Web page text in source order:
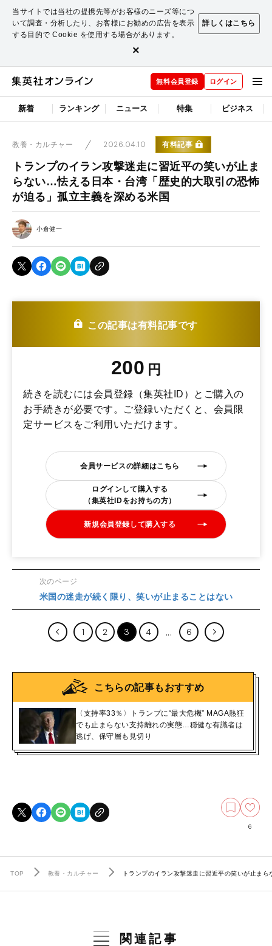
当サイトでは当社の提携先等がお客様のニーズ等につ
いて調査・分析したり、お客様にお勧めの広告を表示
する目的で Cookie を使用する場合があります。
詳しくはこちら
×
無料会員登録 ログイン
新着 ランキング ニュース 特集 ビジネス
教養・カルチャー 2026.04.10 有料記事
トランプのイラン攻撃迷走に習近平の笑いが止ま
らない…怯える日本・台湾「歴史的大取引の恐怖
が迫る」孤立主義を深める米国
小倉健一
この記事は有料記事です
200 円
続きを読むには会員登録（集英社ID）とご購入の
お手続きが必要です。ご登録いただくと、会員限
定サービスをご利用いただけます。
会員サービスの詳細はこちら
ログインして購入する
（集英社IDをお持ちの方）
新規会員登録して購入する
次のページ
米国の迷走が続く限り、笑いが止まることはない
1 2 3 4 6
こちらの記事もおすすめ
〈支持率33％〉トランプに“最大危機” MAGA熱狂
でも止まらない支持離れの実態…穏健な有識者は
逃げ、保守層も見切り
6
TOP 教養・カルチャー トランプのイラン攻撃迷走に習近平の笑いが止ま
関連記事